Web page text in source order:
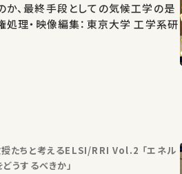
か、最終手段としての気候工学の是
たちと考えるELSI/RRI Vol.2 「エネル
うするべきか」